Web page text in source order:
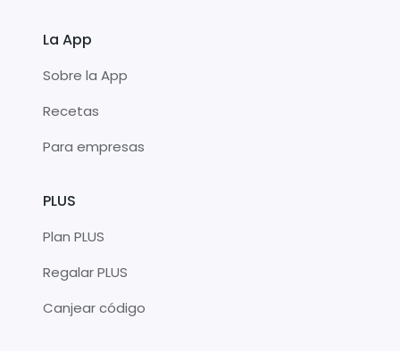
La App
Sobre la App
Recetas
Para empresas
PLUS
Plan PLUS
Regalar PLUS
Canjear código